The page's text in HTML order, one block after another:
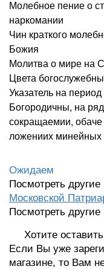
Молебное пение о
наркомании
Чин краткого
Божия
Молитва о мире на
Цвета
Указатель на
Богородичны, на
сокращаемии,
ложениих
Ожидаем
Посмотреть другие
Московской
Посмотреть другие
Хотите
Если Вы уже
магазине, то Вам